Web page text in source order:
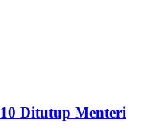
Ditutup Menteri